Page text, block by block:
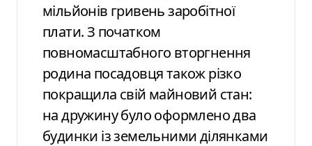
мільйонів гривень заробітної
плати. З початком
повномасштабного вторгнення
родина посадовця також різко
покращила свій майновий стан:
на дружину було оформлено два
будинки із земельними ділянками